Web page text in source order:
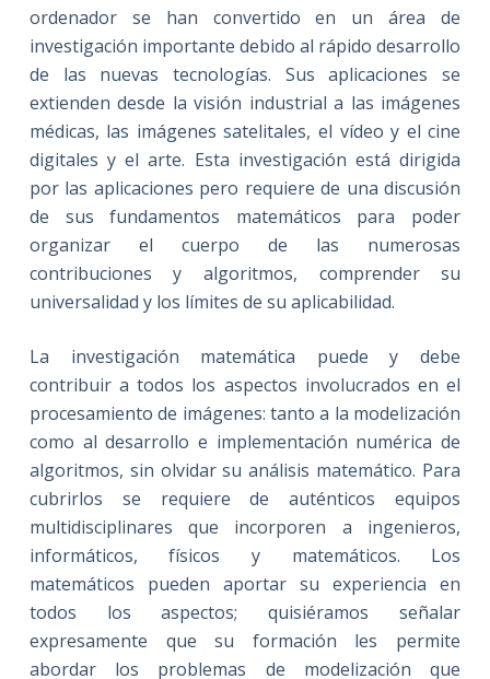
oordenador se han convertido en un área de
investigación importante debido al rápido desarrollo
de las nuevas tecnologías. Sus aplicaciones se
extienden desde la visión industrial a las imágenes
médicas, las imágenes satelitales, el vídeo y el cine
digitales y el arte. Esta investigación está dirigida
por las aplicaciones pero requiere de una discusión
de sus fundamentos matemáticos para poder
organizar el cuerpo de las numerosas
contribuciones y algoritmos, comprender su
universalidad y los límites de su aplicabilidad.
La investigación matemática puede y debe
contribuir a todos los aspectos involucrados en el
procesamiento de imágenes: tanto a la modelización
como al desarrollo e implementación numérica de
algoritmos, sin olvidar su análisis matemático. Para
cubrirlos se requiere de auténticos equipos
multidisciplinares que incorporen a ingenieros,
informáticos, físicos y matemáticos. Los
matemáticos pueden aportar su experiencia en
todos los aspectos; quisiéramos señalar
expresamente que su formación les permite
abordar los problemas de modelización que